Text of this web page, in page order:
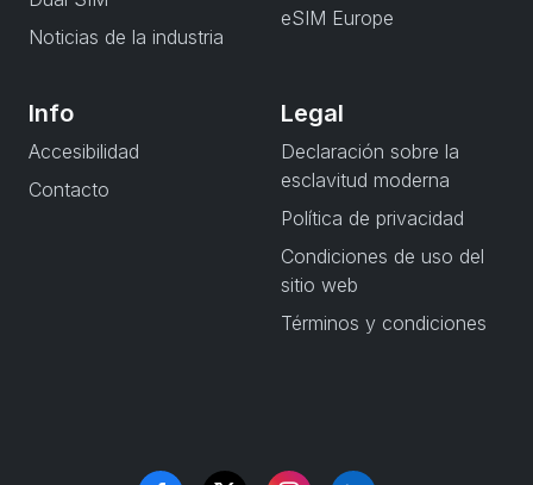
Noticias de la industria
eSIM Europe
Info
Accesibilidad
Contacto
Legal
Declaración sobre la
esclavitud moderna
Política de privacidad
Condiciones de uso del
sitio web
Términos y condiciones